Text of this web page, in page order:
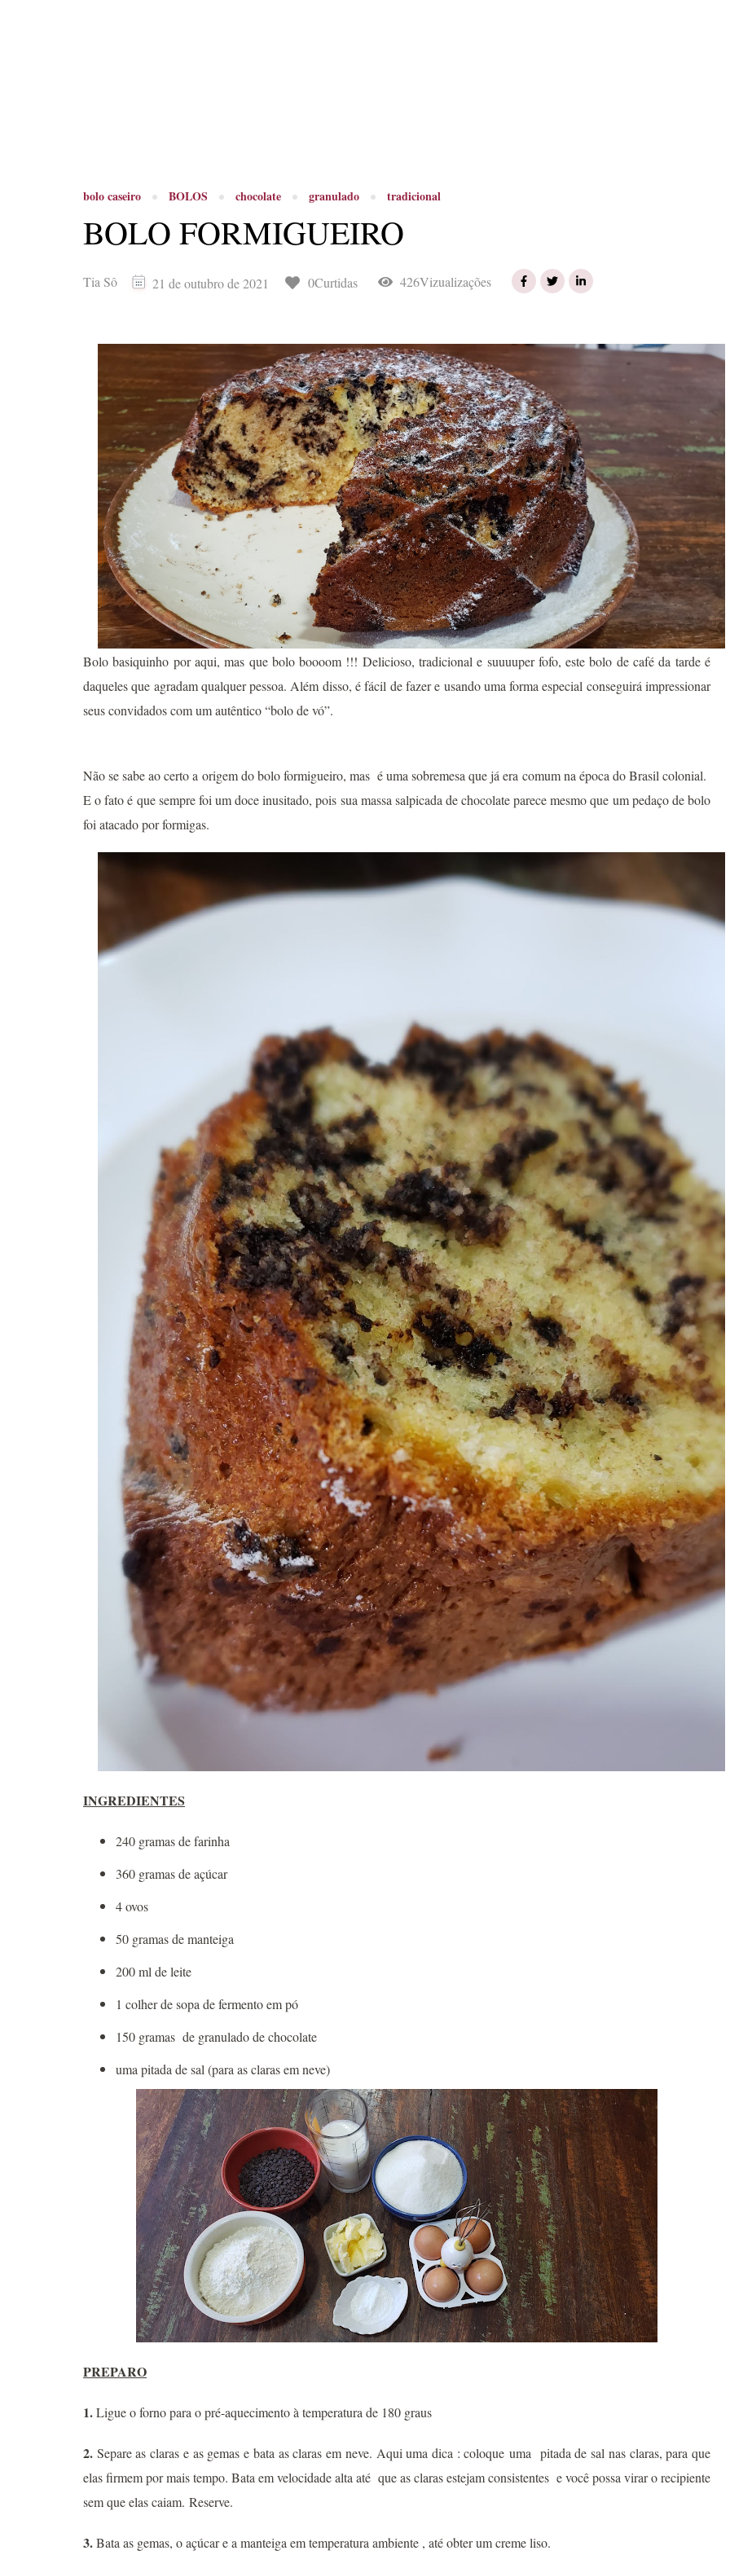
bolo caseiro BOLOS chocolate granulado tradicional
BOLO FORMIGUEIRO
Tia Sô 21 de outubro de 2021 0Curtidas 426Vizualizações
Bolo basiquinho por aqui, mas que bolo boooom !!! Delicioso, tradicional e suuuuper fofo, este bolo de café da tarde é
daqueles que agradam qualquer pessoa. Além disso, é fácil de fazer e usando uma forma especial conseguirá impressionar
seus convidados com um autêntico “bolo de vó”.
Não se sabe ao certo a origem do bolo formigueiro, mas é uma sobremesa que já era comum na época do Brasil colonial.
E o fato é que sempre foi um doce inusitado, pois sua massa salpicada de chocolate parece mesmo que um pedaço de bolo
foi atacado por formigas.
INGREDIENTES
240 gramas de farinha
360 gramas de açúcar
4 ovos
50 gramas de manteiga
200 ml de leite
1 colher de sopa de fermento em pó
150 gramas de granulado de chocolate
uma pitada de sal (para as claras em neve)
PREPARO
1.Ligue o forno para o pré-aquecimento à temperatura de 180 graus
2. Separe as claras e as gemas e bata as claras em neve. Aqui uma dica : coloqueuma pitada de sal nas claras, para que
elas firmem por mais tempo. Bata em velocidade alta até que as claras estejam consistentes e você possa virar o recipiente
sem que elas caiam. Reserve.
3.Bata as gemas, o açúcar e a manteiga em temperatura ambiente , até obter um creme liso.